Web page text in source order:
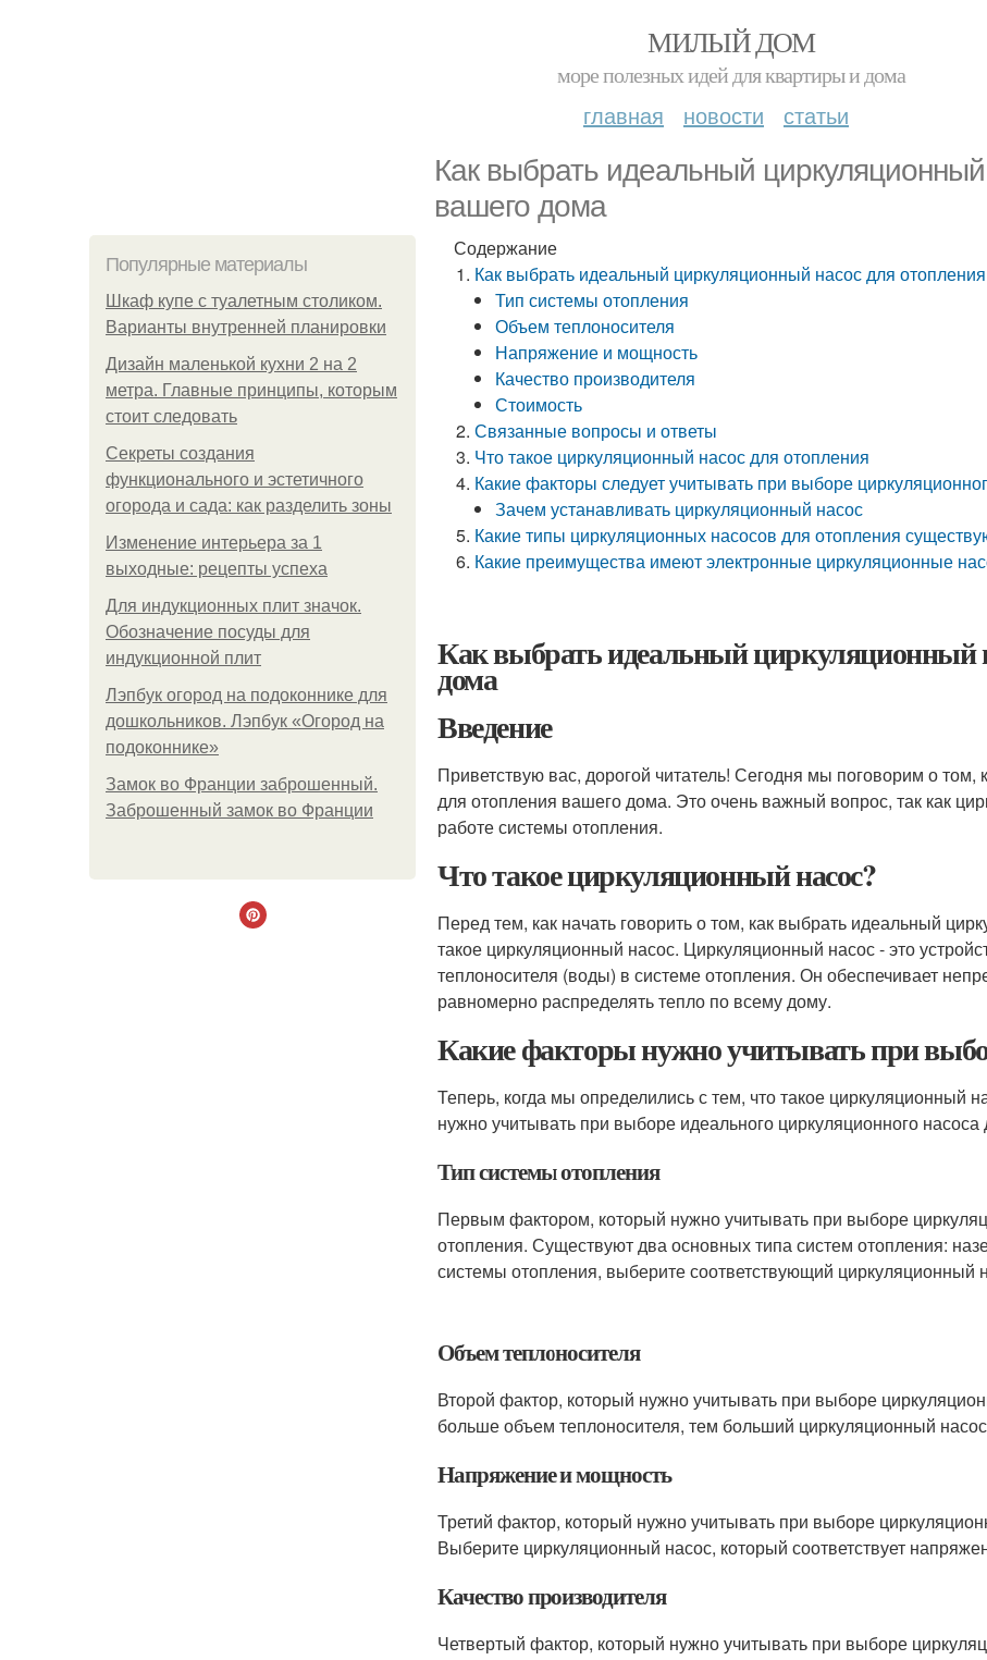
МИЛЫЙ ДОМ
море полезных идей для квартиры и дома
главная новости статьи
Как выбрать идеальный
вашего дома
Популярные материалы
Шкаф купе с туалетным столиком.
Варианты внутренней планировки
Дизайн маленькой кухни 2 на 2
метра. Главные принципы, которым
стоит следовать
Секреты создания
функционального и эстетичного
огорода и сада: как разделить зоны
Изменение интерьера за 1
выходные: рецепты успеха
Для индукционных плит значок.
Обозначение посуды для
индукционной плит
Лэпбук огород на подоконнике для
дошкольников. Лэпбук «Огород на
подоконнике»
Замок во Франции заброшенный.
Заброшенный замок во Франции
Содержание
Как выбрать идеальный циркуляционный насос для
Тип системы отопления
Объем теплоносителя
Напряжение и мощность
Качество производителя
Стоимость
Связанные вопросы и ответы
Что такое циркуляционный насос для отопления
Какие факторы следует учитывать при выборе
Зачем устанавливать циркуляционный насос
Какие типы циркуляционных насосов для отопления
Какие преимущества имеют электронные циркуляционные
Как выбрать идеальный циркуляционный
дома
Введение
Приветствую вас, дорогой читатель! Сегодня мы поговорим о
для отопления вашего дома. Это очень важный вопрос, так как
работе системы отопления.
Что такое циркуляционный насос?
Перед тем, как начать говорить о том, как выбрать идеальный
такое циркуляционный насос. Циркуляционный насос - это
теплоносителя (воды) в системе отопления. Он обеспечивает
равномерно распределять тепло по всему дому.
Какие факторы нужно учитывать при
Теперь, когда мы определились с тем, что такое циркуляционный
нужно учитывать при выборе идеального циркуляционного
Тип системы отопления
Первым фактором, который нужно учитывать при выборе
отопления. Существуют два основных типа систем отопления:
системы отопления, выберите соответствующий циркуляционный
Объем теплоносителя
Второй фактор, который нужно учитывать при выборе
больше объем теплоносителя, тем больший циркуляционный
Напряжение и мощность
Третий фактор, который нужно учитывать при выборе
Выберите циркуляционный насос, который соответствует
Качество производителя
Четвертый фактор, который нужно учитывать при выборе